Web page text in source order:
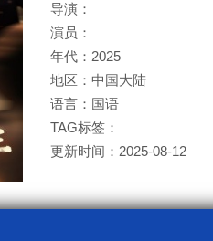
导演：
演员：
年代：2025
地区：中国大陆
语言：国语
TAG标签：
更新时间：2025-08-12